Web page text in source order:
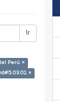
Ir
Perú ×
×